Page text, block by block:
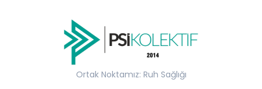
Ortak Noktamız: Ruh Sağlığı